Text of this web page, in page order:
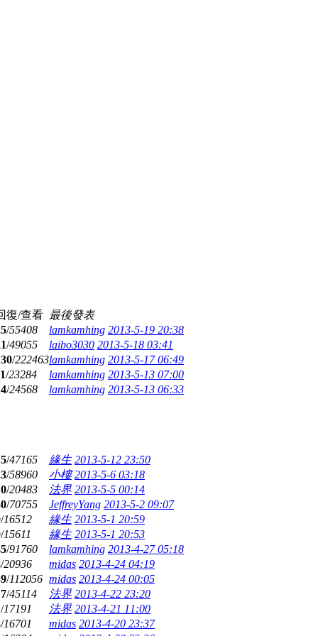
復/查看 最後發表
/55408 lamkamhing 2013-5-19 20:38
/49055 laibo3030 2013-5-18 03:41
/222463lamkamhing 2013-5-17 06:49
/23284 lamkamhing 2013-5-13 07:00
/24568 lamkamhing 2013-5-13 06:33
/47165 緣生 2013-5-12 23:50
/58960 小樓 2013-5-6 03:18
/20483 法界 2013-5-5 00:14
/70755 JeffreyYang 2013-5-2 09:07
/16512 緣生 2013-5-1 20:59
/15611 緣生 2013-5-1 20:53
/91760 lamkamhing 2013-4-27 05:18
/20936 midas 2013-4-24 04:19
/112056 midas 2013-4-24 00:05
/45114 法界 2013-4-22 23:20
/17191 法界 2013-4-21 11:00
/16701 midas 2013-4-20 23:37